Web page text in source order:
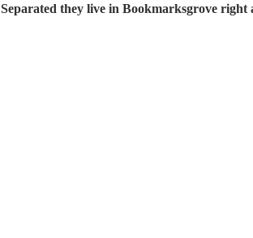
Separated they live in Bookmarksgrove right